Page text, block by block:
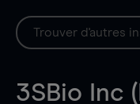
3SBio Inc